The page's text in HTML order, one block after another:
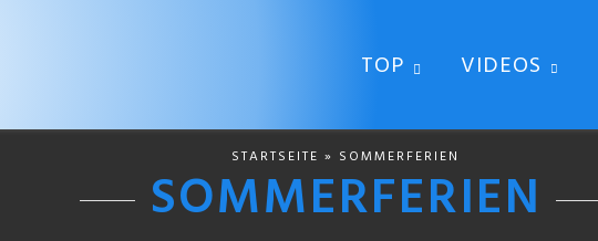
TOP VIDEOS
STARTSEITE » SOMMERFERIEN
SOMMERFERIEN